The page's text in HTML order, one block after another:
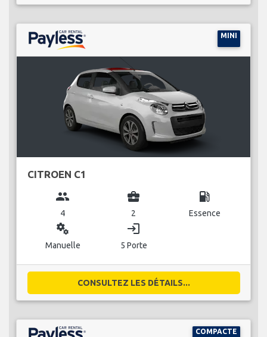
MINI
CITROEN C1
group
4
business_center
2
local_gas_station
Essence
miscellaneous_services
Manuelle
login
5 Porte
CONSULTEZ LES DÉTAILS...
COMPACTE